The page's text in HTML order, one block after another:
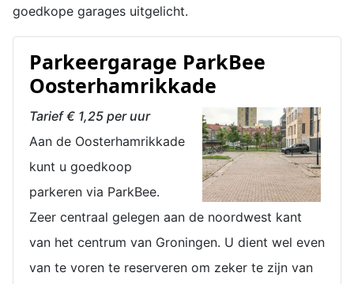
goedkope garages uitgelicht.
Parkeergarage ParkBee
Oosterhamrikkade
Tarief € 1,25 per uur
Aan de Oosterhamrikkade
kunt u goedkoop
parkeren via ParkBee.
Zeer centraal gelegen aan de noordwest kant
van het centrum van Groningen. U dient wel even
van te voren te reserveren om zeker te zijn van